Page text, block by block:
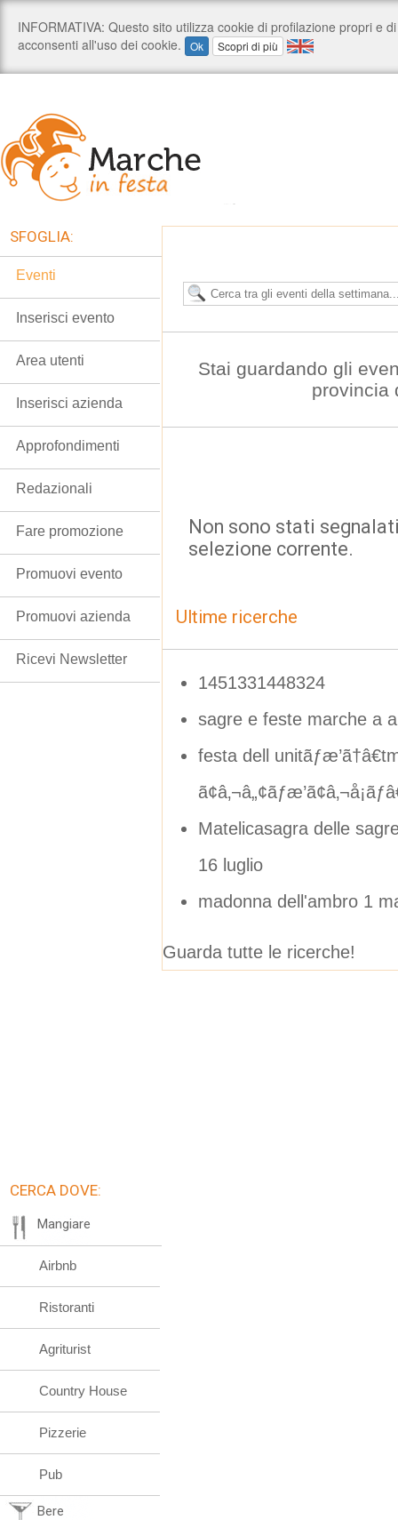
Stai guardando gli
provincia
Non sono stati
selezione corrente.
Ultime ricerche
1451331448324
sagre e feste marche a
festa dell
Matelicasagra delle
16 luglio
madonna dell'ambro 1
Guarda tutte le ricerche!
SFOGLIA:
Eventi
Inserisci evento
Area utenti
Inserisci azienda
Approfondimenti
Redazionali
Fare promozione
Promuovi evento
Promuovi azienda
Ricevi Newsletter
CERCA DOVE:
Mangiare
Airbnb
Ristoranti
Agriturist
Country House
Pizzerie
Pub
Bere